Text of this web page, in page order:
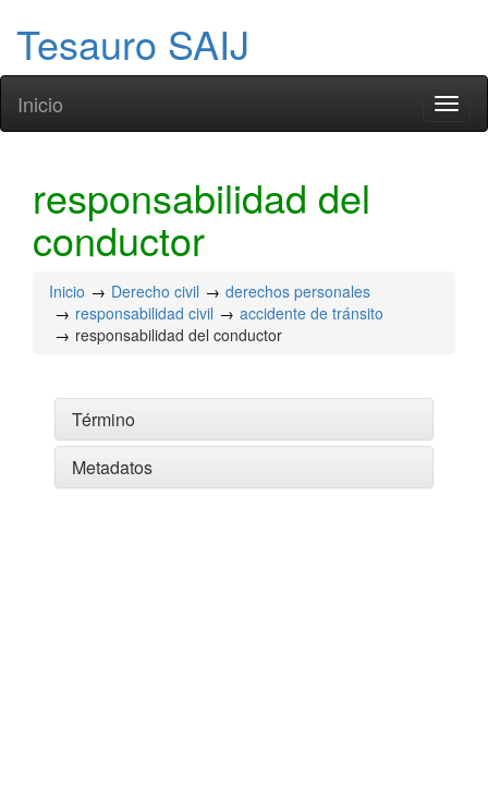
Tesauro SAIJ
Inicio
responsabilidad del
conductor
Inicio Derecho civil
derechos personales
responsabilidad civil
accidente de tránsito
responsabilidad del conductor
Término
Metadatos